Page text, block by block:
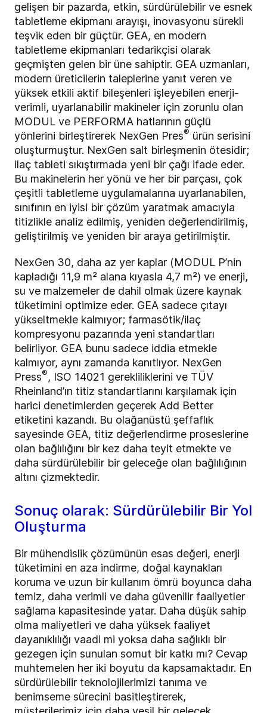
gelişen bir pazarda, etkin, sürdürülebilir ve esnek
tabletleme ekipmanı arayışı, inovasyonu sürekli
teşvik eden bir güçtür. GEA, en modern
tabletleme ekipmanları tedarikçisi olarak
geçmişten gelen bir üne sahiptir. GEA uzmanları,
modern üreticilerin taleplerine yanıt veren ve
yüksek etkili aktif bileşenleri işleyebilen enerji-
verimli, uyarlanabilir makineler için zorunlu olan
MODUL ve PERFORMA hatlarının güçlü
yönlerini birleştirerek NexGen Pres® ürün serisini
oluşturmuştur. NexGen salt birleşmenin ötesidir;
ilaç tableti sıkıştırmada yeni bir çağı ifade eder.
Bu makinelerin her yönü ve her bir parçası, çok
çeşitli tabletleme uygulamalarına uyarlanabilen,
sınıfının en iyisi bir çözüm yaratmak amacıyla
titizlikle analiz edilmiş, yeniden değerlendirilmiş,
geliştirilmiş ve yeniden bir araya getirilmiştir.
NexGen 30, daha az yer kaplar (MODUL P’nin
kapladığı 11,9 m² alana kıyasla 4,7 m²) ve enerji,
su ve malzemeler de dahil olmak üzere kaynak
tüketimini optimize eder. GEA sadece çıtayı
yükseltmekle kalmıyor; farmasötik/ilaç
kompresyonu pazarında yeni standartları
belirliyor. GEA bunu sadece iddia etmekle
kalmıyor, aynı zamanda kanıtlıyor. NexGen
Press®, ISO 14021 gerekliliklerini ve TÜV
Rheinland’ın titiz standartlarını karşılamak için
harici denetimlerden geçerek Add Better
etiketini kazandı. Bu olağanüstü şeffaflık
sayesinde GEA, titiz değerlendirme proseslerine
olan bağlılığını bir kez daha teyit etmekte ve
daha sürdürülebilir bir geleceğe olan bağlılığının
altını çizmektedir.
Sonuç olarak: Sürdürülebilir Bir Yol
Oluşturma
Bir mühendislik çözümünün esas değeri, enerji
tüketimini en aza indirme, doğal kaynakları
koruma ve uzun bir kullanım ömrü boyunca daha
temiz, daha verimli ve daha güvenilir faaliyetler
sağlama kapasitesinde yatar. Daha düşük sahip
olma maliyetleri ve daha yüksek faaliyet
dayanıklılığı vaadi mi yoksa daha sağlıklı bir
gezegen için sunulan somut bir katkı mı? Cevap
muhtemelen her iki boyutu da kapsamaktadır. En
sürdürülebilir teknolojilerimizi tanıma ve
benimseme sürecini basitleştirerek,